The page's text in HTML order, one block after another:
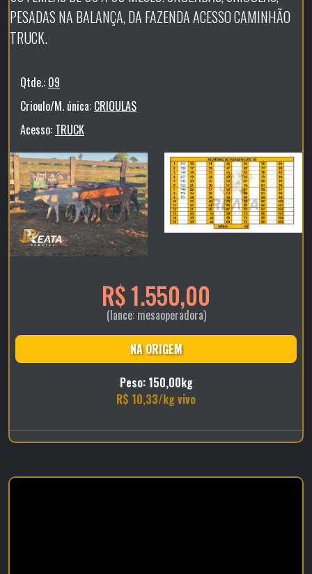
PESADAS NA BALANÇA, DA FAZENDA ACESSO CAMINHÃO
TRUCK.
Qtde.: 09
Crioulo/M. única: CRIOULAS
Acesso: TRUCK
R$ 1.550,00
(lance: mesaoperadora)
NA ORIGEM
Peso: 150,00kg
R$ 10,33/kg vivo